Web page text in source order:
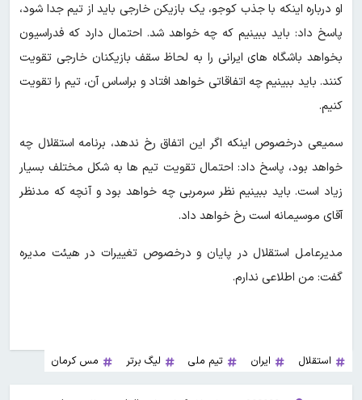
او درباره اینکه با جذب کوجو، یک بازیکن خارجی باید از تیم جدا شود،
پاسخ داد: باید ببینیم که چه خواهد شد. احتمال دارد که فدراسیون
بخواهد باشگاه های ایرانی را به لحاظ سقف بازیکنان خارجی تقویت
کنند. باید ببینیم چه اتفاقاتی خواهد افتاد و براساس آن، تیم را تقویت
کنیم.
سمیعی درخصوص اینکه اگر این اتفاق رخ ندهد، برنامه استقلال چه
خواهد بود، پاسخ داد: احتمال تقویت تیم ها به شکل مختلف بسیار
زیاد است. باید ببینیم نظر سرمربی چه خواهد بود و آنچه که مدنظر
آقای موسیمانه است رخ خواهد داد.
مدیرعامل استقلال در پایان و درخصوص تغییرات در هیئت مدیره
گفت: من اطلاعی ندارم.
استقلال ایران تیم ملی لیگ برتر مس کرمان